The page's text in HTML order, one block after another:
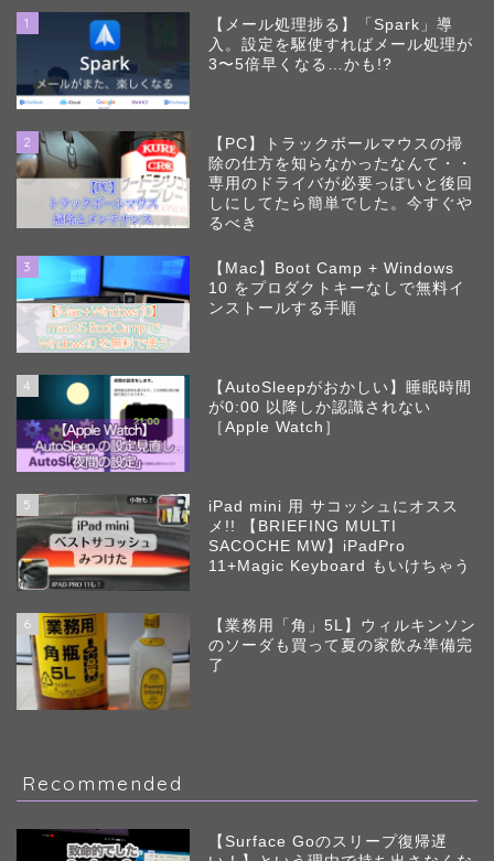
1
【メール処理捗る】「Spark」導
入。設定を駆使すればメール処理が
3〜5倍早くなる…かも!?
2
【PC】トラックボールマウスの掃
除の仕方を知らなかったなんて・・
専用のドライバが必要っぽいと後回
しにしてたら簡単でした。今すぐや
るべき
3
【Mac】Boot Camp + Windows
10 をプロダクトキーなしで無料イ
ンストールする手順
4
【AutoSleepがおかしい】睡眠時間
が0:00 以降しか認識されない
［Apple Watch］
5
iPad mini 用 サコッシュにオスス
メ!! 【BRIEFING MULTI
SACOCHE MW】iPadPro
11+Magic Keyboard もいけちゃう
6
【業務用「角」5L】ウィルキンソン
のソーダも買って夏の家飲み準備完
了
Recommended
【Surface Goのスリープ復帰遅